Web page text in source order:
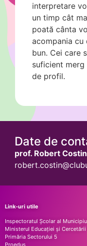
interpretare
un timp cât
poată cânta
acompania cu
bun. Cei care
suficient merg
de profil.
Date de
prof. Robert Costin
Link-uri utile
Inspectoratul Școlar al
Ministerul Educației și Cercetării
Primăria Sectorului 5